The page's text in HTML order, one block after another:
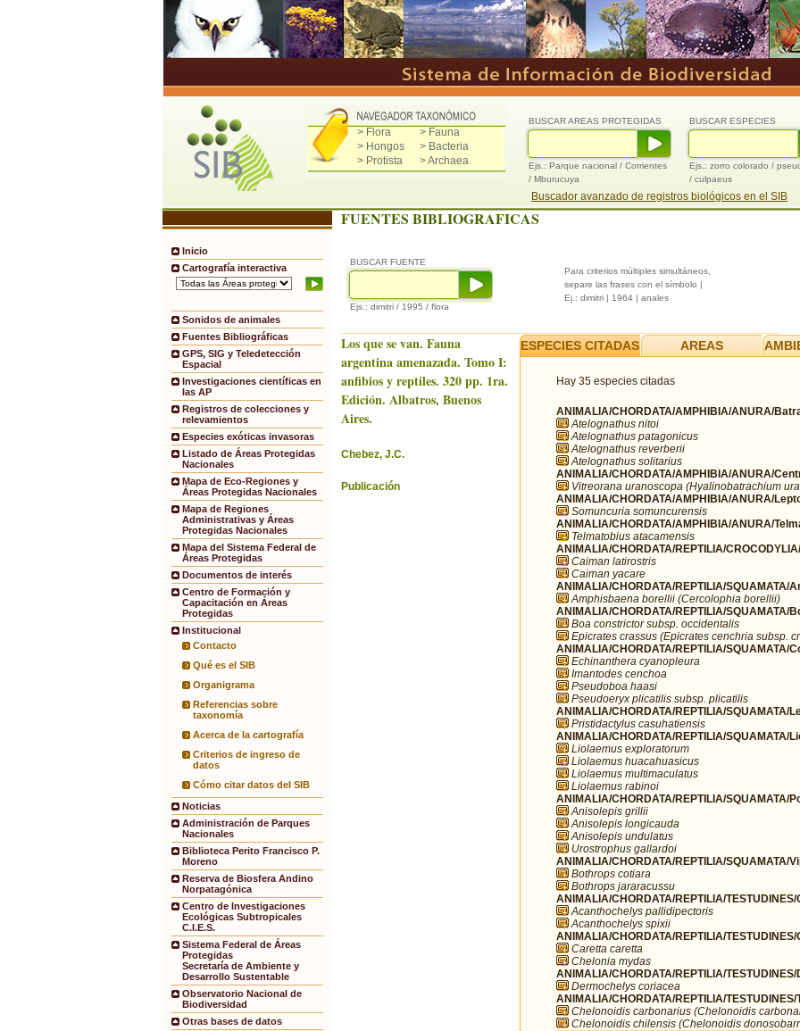
> Flora
> Fauna
> Hongos
> Bacteria
> Protista
> Archaea
BUSCAR ESPECIES
Ejs.: zorro colorado /
/ culpaeus
BUSCAR AREAS PROTEGIDAS
Ejs.: Parque nacional / Corrientes
/ Mburucuya
Buscador avanzado de registros biológicos en el SIB
Inicio
Cartografía interactiva
Sonidos de animales
Fuentes Bibliográficas
GPS, SIG y Teledetección
Espacial
Investigaciones científicas en
las AP
Registros de colecciones y
relevamientos
Especies exóticas invasoras
Listado de Áreas Protegidas
Nacionales
Mapa de Eco-Regiones y
Áreas Protegidas Nacionales
Mapa de Regiones
Administrativas y Áreas
Protegidas Nacionales
Mapa del Sistema Federal de
Áreas Protegidas
Documentos de interés
Centro de Formación y
Capacitación en Áreas
Protegidas
Institucional
Contacto
Qué es el SIB
Organigrama
Referencias sobre
taxonomía
Acerca de la cartografía
Criterios de ingreso de
datos
Cómo citar datos del SIB
Noticias
Administración de Parques
Nacionales
Biblioteca Perito Francisco P.
Moreno
Reserva de Biosfera Andino
Norpatagónica
Centro de Investigaciones
Ecológicas Subtropicales
C.I.E.S.
Sistema Federal de Áreas
Protegidas
Secretaría de Ambiente y
Desarrollo Sustentable
Observatorio Nacional de
Biodiversidad
Otras bases de datos
FUENTES BIBLIOGRAFICAS
BUSCAR FUENTE
Ejs.: dimitri / 1995 / flora
Para criterios múltiples simultáneos,
separe las frases con el símbolo |
Ej.: dimitri | 1964 | anales
Los que se van. Fauna
argentina amenazada. Tomo I:
anfibios y reptiles. 320 pp. 1ra.
Edición. Albatros, Buenos
Aires.
Chebez, J.C.
Publicación
ESPECIES CITADAS AREAS
Hay 35 especies citadas
ANIMALIA/CHORDATA/AMPHIBIA/ANURA/
Atelognathus nitoi
Atelognathus patagonicus
Atelognathus reverberii
Atelognathus solitarius
ANIMALIA/CHORDATA/AMPHIBIA/ANURA/
Vitreorana uranoscopa (Hyalinobatrachium
ANIMALIA/CHORDATA/AMPHIBIA/ANURA/
Somuncuria somuncurensis
ANIMALIA/CHORDATA/AMPHIBIA/ANURA/
Telmatobius atacamensis
ANIMALIA/CHORDATA/REPTILIA/
Caiman latirostris
Caiman yacare
ANIMALIA/CHORDATA/REPTILIA/SQUAMATA/
Amphisbaena borellii (Cercolophia borellii)
ANIMALIA/CHORDATA/REPTILIA/SQUAMATA/
Boa constrictor subsp. occidentalis
Epicrates crassus (Epicrates cenchria subsp.
ANIMALIA/CHORDATA/REPTILIA/SQUAMATA/
Echinanthera cyanopleura
Imantodes cenchoa
Pseudoboa haasi
Pseudoeryx plicatilis subsp. plicatilis
ANIMALIA/CHORDATA/REPTILIA/SQUAMATA/
Pristidactylus casuhatiensis
ANIMALIA/CHORDATA/REPTILIA/SQUAMATA/
Liolaemus exploratorum
Liolaemus huacahuasicus
Liolaemus multimaculatus
Liolaemus rabinoi
ANIMALIA/CHORDATA/REPTILIA/SQUAMATA/
Anisolepis grillii
Anisolepis longicauda
Anisolepis undulatus
Urostrophus gallardoi
ANIMALIA/CHORDATA/REPTILIA/SQUAMATA/
Bothrops cotiara
Bothrops jararacussu
ANIMALIA/CHORDATA/REPTILIA/
Acanthochelys pallidipectoris
Acanthochelys spixii
ANIMALIA/CHORDATA/REPTILIA/
Caretta caretta
Chelonia mydas
ANIMALIA/CHORDATA/REPTILIA/
Dermochelys coriacea
ANIMALIA/CHORDATA/REPTILIA/
Chelonoidis carbonarius (Chelonoidis
Chelonoidis chilensis (Chelonoidis